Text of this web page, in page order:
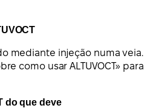
mediante injeção numa veia.
como usar ALTUVOCT» para
do que deve